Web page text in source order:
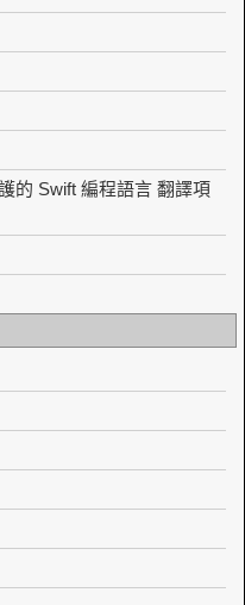
的 Swift 編程語言 翻譯項